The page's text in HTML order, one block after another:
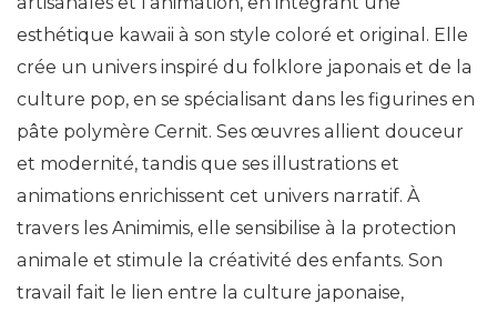
esthétique kawaii à son style coloré et original. Elle
crée un univers inspiré du folklore japonais et de la
culture pop, en se spécialisant dans les figurines en
pâte polymère Cernit. Ses œuvres allient douceur
et modernité, tandis que ses illustrations et
animations enrichissent cet univers narratif. À
travers les Animimis, elle sensibilise à la protection
animale et stimule la créativité des enfants. Son
travail fait le lien entre la culture japonaise,